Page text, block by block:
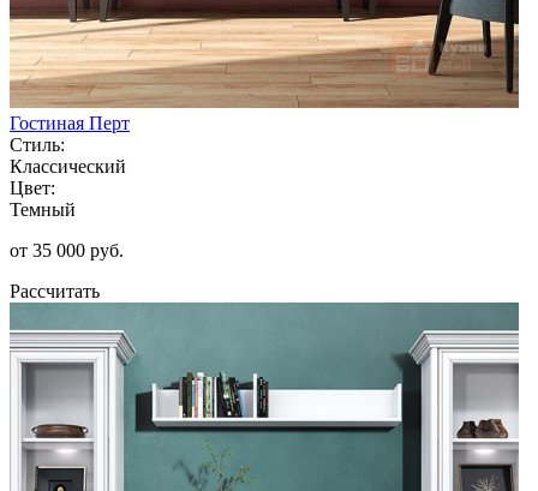
Гостиная Перт
Стиль:
Классический
Цвет:
Темный
от 35 000 руб.
Рассчитать